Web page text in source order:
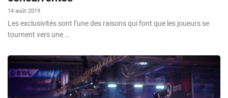
14 août 2019
Les exclusivités sont l’une des raisons qui font que les joueurs se
tournent vers une …